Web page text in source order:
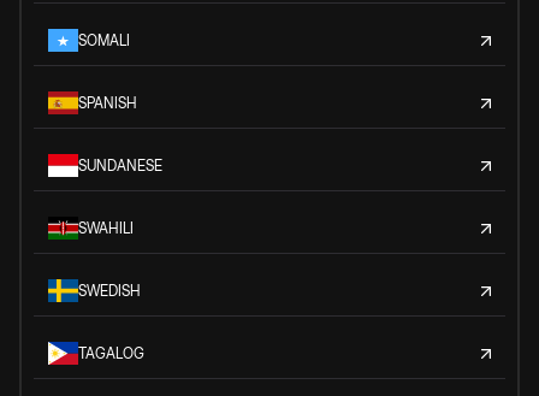
SOMALI
SPANISH
SUNDANESE
SWAHILI
SWEDISH
TAGALOG